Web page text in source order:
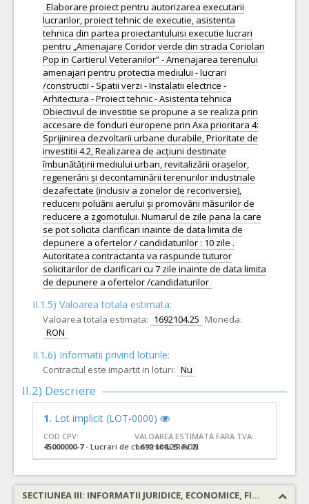
Elaborare proiect pentru autorizarea executarii
lucrarilor, proiect tehnic de executie, asistenta
tehnica din partea proiectantuluisi executie lucrari
pentru „Amenajare Coridor verde din strada Coriolan
Pop in Cartierul Veteranilor” - Amenajarea terenului
amenajari pentru protectia mediului - lucrari
/constructii - Spatii verzi - Instalatii electrice -
Arhitectura - Proiect tehnic - Asistenta tehnica
Obiectivul de investitie se propune a se realiza prin
accesare de fonduri europene prin Axa prioritara 4:
Sprijinirea dezvoltarii urbane durabile, Prioritate de
investitii 4.2, Realizarea de acțiuni destinate
îmbunătățirii mediului urban, revitalizării orașelor,
regenerării și decontaminării terenurilor industriale
dezafectate (inclusiv a zonelor de reconversie),
reducerii poluării aerului și promovării măsurilor de
reducere a zgomotului. Numarul de zile pana la care
se pot solicita clarificari inainte de data limita de
depunere a ofertelor / candidaturilor : 10 zile .
Autoritatea contractanta va raspunde tuturor
solicitarilor de clarificari cu 7 zile inainte de data limita
de depunere a ofertelor /candidaturilor
II.1.5) Valoarea totala estimata:
Valoarea totala estimata: 1692104.25 Moneda:
RON
II.1.6) Informatii privind loturile:
Contractul este impartit in loturi: Nu
II.2) Descriere
1. Lot implicit (LOT-0000)
COD CPV:
45000000-7- Lucrari de constructii (Rev.2)
VALOAREA ESTIMATA FARA TVA:
1.692.104,25 RON
SECTIUNEA III: INFORMATII JURIDICE, ECONOMICE, FINANCIARE SI TEHNICE